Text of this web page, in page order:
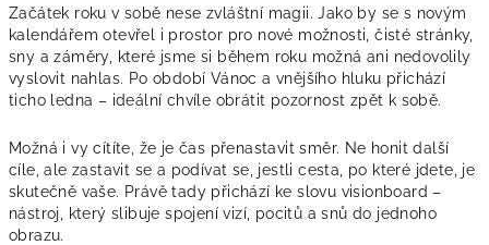
Začátek roku v sobě nese zvláštní magii. Jako by se s novým
kalendářem otevřel i prostor pro nové možnosti, čisté stránky,
sny a záměry, které jsme si během roku možná ani nedovolily
vyslovit nahlas. Po období Vánoc a vnějšího hluku přichází
ticho ledna – ideální chvíle obrátit pozornost zpět k sobě.
Možná i vy cítíte, že je čas přenastavit směr. Ne honit další
cíle, ale zastavit se a podívat se, jestli cesta, po které jdete, je
skutečně vaše. Právě tady přichází ke slovu visionboard –
nástroj, který slibuje spojení vizí, pocitů a snů do jednoho
obrazu.